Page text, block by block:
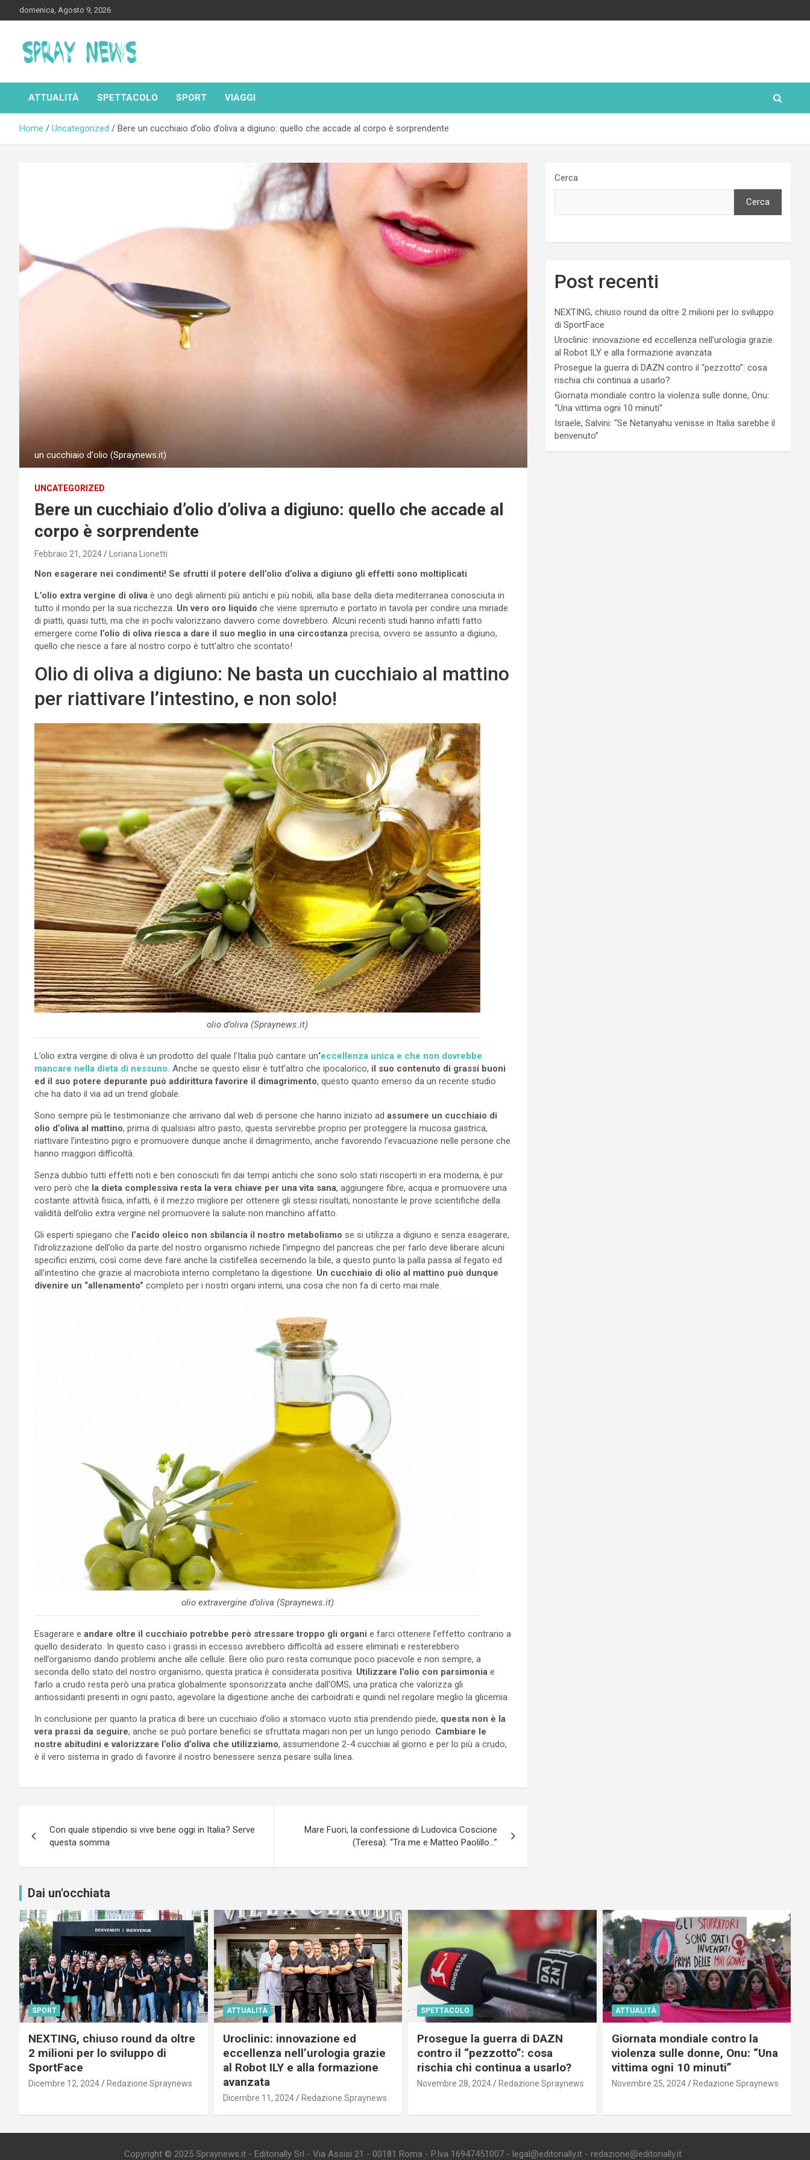
to
domenica, Agosto 9, 2026
Spraynews.it
ATTUALITÀ SPETTACOLO SPORT VIAGGI
Home Uncategorized Bere un cucchiaio d’olio d’oliva a digiuno: quello che accade al corpo è sorprendente
un cucchiaio d'olio (Spraynews.it)
UNCATEGORIZED
Bere un cucchiaio d’olio d’oliva a digiuno: quello che accade al
corpo è sorprendente
Febbraio 21, 2024 Loriana Lionetti
Non esagerare nei condimenti! Se sfrutti il potere dell’olio d’oliva a digiuno gli effetti sono moltiplicati
L’olio extra vergine di oliva è uno degli alimenti più antichi e più nobili, alla base della dieta mediterranea conosciuta in
tutto il mondo per la sua ricchezza. Un vero oro liquido che viene spremuto e portato in tavola per condire una miriade
di piatti, quasi tutti, ma che in pochi valorizzano davvero come dovrebbero. Alcuni recenti studi hanno infatti fatto
emergere come l’olio di oliva riesca a dare il suo meglio in una circostanza precisa, ovvero se assunto a digiuno,
quello che riesce a fare al nostro corpo è tutt’altro che scontato!
Olio di oliva a digiuno: Ne basta un cucchiaio al mattino
per riattivare l’intestino, e non solo!
olio d’oliva (Spraynews.it)
L’olio extra vergine di oliva è un prodotto del quale l’Italia può cantare un‘eccellenza unica e che non dovrebbe
mancare nella dieta di nessuno. Anche se questo elisir è tutt’altro che ipocalorico, il suo contenuto di grassi buoni
ed il suo potere depurante può addirittura favorire il dimagrimento, questo quanto emerso da un recente studio
che ha dato il via ad un trend globale.
Sono sempre più le testimonianze che arrivano dal web di persone che hanno iniziato ad assumere un cucchiaio di
olio d’oliva al mattino, prima di qualsiasi altro pasto, questa servirebbe proprio per proteggere la mucosa gastrica,
riattivare l’intestino pigro e promuovere dunque anche il dimagrimento, anche favorendo l’evacuazione nelle persone che
hanno maggiori difficoltà.
Senza dubbio tutti effetti noti e ben conosciuti fin dai tempi antichi che sono solo stati riscoperti in era moderna, è pur
vero però che la dieta complessiva resta la vera chiave per una vita sana, aggiungere fibre, acqua e promuovere una
costante attività fisica, infatti, è il mezzo migliore per ottenere gli stessi risultati, nonostante le prove scientifiche della
validità dell’olio extra vergine nel promuovere la salute non manchino affatto.
Gli esperti spiegano che l’acido oleico non sbilancia il nostro metabolismo se si utilizza a digiuno e senza esagerare,
l’idrolizzazione dell’olio da parte del nostro organismo richiede l’impegno del pancreas che per farlo deve liberare alcuni
specifici enzimi, così come deve fare anche la cistifellea secernendo la bile, a questo punto la palla passa al fegato ed
all’intestino che grazie al macrobiota interno completano la digestione. Un cucchiaio di olio al mattino può dunque
divenire un “allenamento” completo per i nostri organi interni, una cosa che non fa di certo mai male.
olio extravergine d’oliva (Spraynews.it)
Esagerare e andare oltre il cucchiaio potrebbe però stressare troppo gli organi e farci ottenere l’effetto contrario a
quello desiderato. In questo caso i grassi in eccesso avrebbero difficoltà ad essere eliminati e resterebbero
nell’organismo dando problemi anche alle cellule. Bere olio puro resta comunque poco piacevole e non sempre, a
seconda dello stato del nostro organismo, questa pratica è considerata positiva. Utilizzare l’olio con parsimonia e
farlo a crudo resta però una pratica globalmente sponsorizzata anche dall’OMS, una pratica che valorizza gli
antiossidanti presenti in ogni pasto, agevolare la digestione anche dei carboidrati e quindi nel regolare meglio la glicemia.
In conclusione per quanto la pratica di bere un cucchiaio d’olio a stomaco vuoto stia prendendo piede, questa non è la
vera prassi da seguire, anche se può portare benefici se sfruttata magari non per un lungo periodo. Cambiare le
nostre abitudini e valorizzare l’olio d’oliva che utilizziamo, assumendone 2-4 cucchiai al giorno e per lo più a crudo,
è il vero sistema in grado di favorire il nostro benessere senza pesare sulla linea.
articoli
Con quale stipendio si vive bene oggi in Italia? Serve
questa somma
Mare Fuori, la confessione di Ludovica Coscione
(Teresa): “Tra me e Matteo Paolillo…”
Cerca
Cerca
Post recenti
NEXTING, chiuso round da oltre 2 milioni per lo sviluppo
di SportFace
Uroclinic: innovazione ed eccellenza nell’urologia grazie
al Robot ILY e alla formazione avanzata
Prosegue la guerra di DAZN contro il “pezzotto”: cosa
rischia chi continua a usarlo?
Giornata mondiale contro la violenza sulle donne, Onu:
“Una vittima ogni 10 minuti”
Israele, Salvini: “Se Netanyahu venisse in Italia sarebbe il
benvenuto”
Dai un'occhiata
SPORT
NEXTING, chiuso round da oltre
2 milioni per lo sviluppo di
SportFace
Dicembre 12, 2024 Redazione Spraynews
ATTUALITÀ
Uroclinic: innovazione ed
eccellenza nell’urologia grazie
al Robot ILY e alla formazione
avanzata
Dicembre 11, 2024 Redazione Spraynews
SPETTACOLO
Prosegue la guerra di DAZN
contro il “pezzotto”: cosa
rischia chi continua a usarlo?
Novembre 28, 2024 Redazione Spraynews
ATTUALITÀ
Giornata mondiale contro la
violenza sulle donne, Onu: “Una
vittima ogni 10 minuti”
Novembre 25, 2024 Redazione Spraynews
Copyright © 2025 Spraynews.it - Editorially Srl - Via Assisi 21 - 00181 Roma - P.Iva 16947451007 - legal@editorially.it - redazione@editorially.it